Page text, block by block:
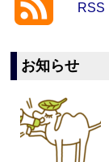
RSS
お知らせ